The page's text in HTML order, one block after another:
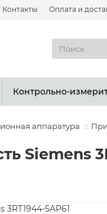
Контакты Оплата и
Контрольно-
аппаратура
Siemens